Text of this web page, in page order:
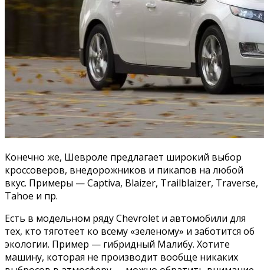
Конечно же, Шевроле предлагает широкий выбор
кроссоверов, внедорожников и пикапов на любой
вкус. Примеры — Captiva, Blaizer, Trailblaizer, Traverse,
Tahoe и пр.
Есть в модельном ряду Chevrolet и автомобили для
тех, кто тяготеет ко всему «зеленому» и заботится об
экологии. Пример — гибридный Малибу. Хотите
машину, которая не производит вообще никаких